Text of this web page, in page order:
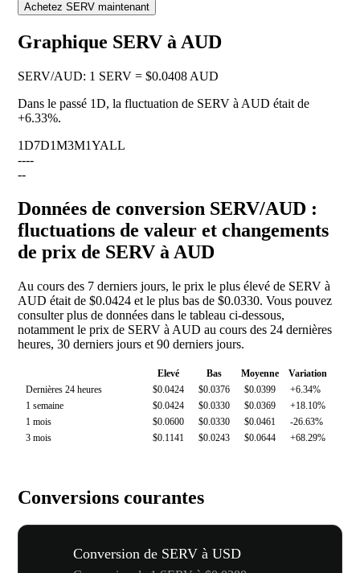
Achetez SERV maintenant
Graphique SERV à AUD
SERV/AUD: 1 SERV = $0.0408 AUD
Dans le passé 1D, la fluctuation de SERV à AUD était de
+6.33%.
1D7D1M3M1YALL
----
--
Données de conversion SERV/AUD :
fluctuations de valeur et changements
de prix de SERV à AUD
Au cours des 7 derniers jours, le prix le plus élevé de SERV à
AUD était de $0.0424 et le plus bas de $0.0330. Vous pouvez
consulter plus de données dans le tableau ci-dessous,
notamment le prix de SERV à AUD au cours des 24 dernières
heures, 30 derniers jours et 90 derniers jours.
Elevé Bas Moyenne
Variation
Dernières 24 heures
$0.0424 $0.0376 $0.0399
+6.34%
1 semaine
$0.0424 $0.0330 $0.0369
+18.10%
1 mois
$0.0600 $0.0330 $0.0461
-26.63%
3 mois
$0.1141 $0.0243 $0.0644 +68.29%
Conversions courantes
Conversion de SERV à USD